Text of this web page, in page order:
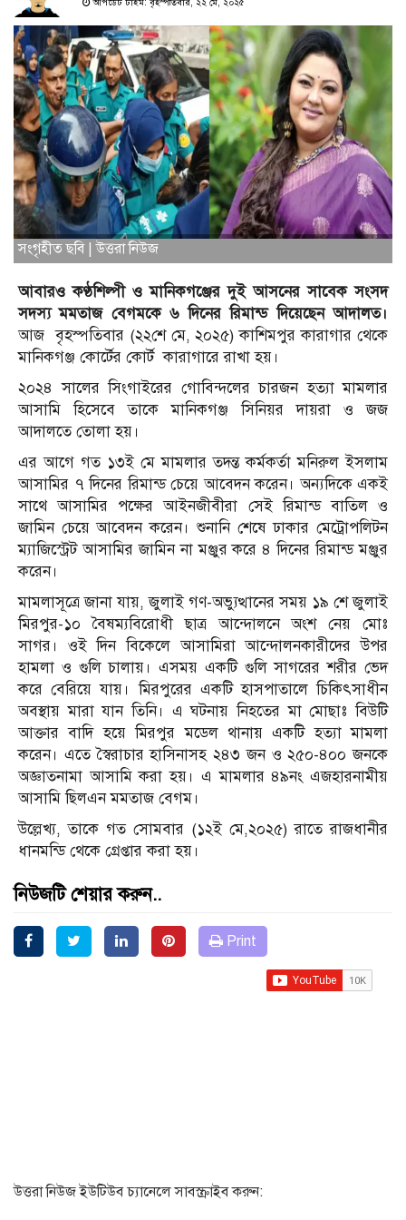
আপডেট টাইম: বৃহস্পতিবার, ২২ মে, ২০২৫
সংগৃহীত ছবি | উত্তরা নিউজ
আবারও কণ্ঠশিল্পী ও মানিকগঞ্জের দুই আসনের সাবেক সংসদ
সদস্য মমতাজ বেগমকে ৬ দিনের রিমান্ড দিয়েছেন আদালত।
আজ বৃহস্পতিবার (২২শে মে, ২০২৫) কাশিমপুর কারাগার থেকে
মানিকগঞ্জ কোর্টের কোর্ট কারাগারে রাখা হয়।
২০২৪ সালের সিংগাইরের গোবিন্দলের চারজন হত্যা মামলার
আসামি হিসেবে তাকে মানিকগঞ্জ সিনিয়র দায়রা ও জজ
আদালতে তোলা হয়।
এর আগে গত ১৩ই মে মামলার তদন্ত কর্মকর্তা মনিরুল ইসলাম
আসামির ৭ দিনের রিমান্ড চেয়ে আবেদন করেন। অন্যদিকে একই
সাথে আসামির পক্ষের আইনজীবীরা সেই রিমান্ড বাতিল ও
জামিন চেয়ে আবেদন করেন। শুনানি শেষে ঢাকার মেট্রোপলিটন
ম্যাজিস্ট্রেট আসামির জামিন না মঞ্জুর করে ৪ দিনের রিমান্ড মঞ্জুর
করেন।
মামলাসূত্রে জানা যায়, জুলাই গণ-অভ্যুত্থানের সময় ১৯ শে জুলাই
মিরপুর-১০ বৈষম্যবিরোধী ছাত্র আন্দোলনে অংশ নেয় মোঃ
সাগর। ওই দিন বিকেলে আসামিরা আন্দোলনকারীদের উপর
হামলা ও গুলি চালায়। এসময় একটি গুলি সাগরের শরীর ভেদ
করে বেরিয়ে যায়। মিরপুরের একটি হাসপাতালে চিকিৎসাধীন
অবস্থায় মারা যান তিনি। এ ঘটনায় নিহতের মা মোছাঃ বিউটি
আক্তার বাদি হয়ে মিরপুর মডেল থানায় একটি হত্যা মামলা
করেন। এতে স্বৈরাচার হাসিনাসহ ২৪৩ জন ও ২৫০-৪০০ জনকে
অজ্ঞাতনামা আসামি করা হয়। এ মামলার ৪৯নং এজহারনামীয়
আসামি ছিলএন মমতাজ বেগম।
উল্লেখ্য, তাকে গত সোমবার (১২ই মে,২০২৫) রাতে রাজধানীর
ধানমন্ডি থেকে গ্রেপ্তার করা হয়।
নিউজটি শেয়ার করুন..
Print
উত্তরা নিউজ ইউটিউব চ্যানেলে সাবস্ক্রাইব করুন: